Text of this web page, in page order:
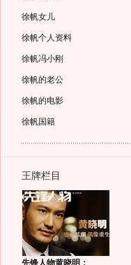
徐帆女儿
徐帆个人资料
徐帆冯小刚
徐帆的老公
徐帆的电影
徐帆国籍
王牌栏目
先锋人物黄晓明：